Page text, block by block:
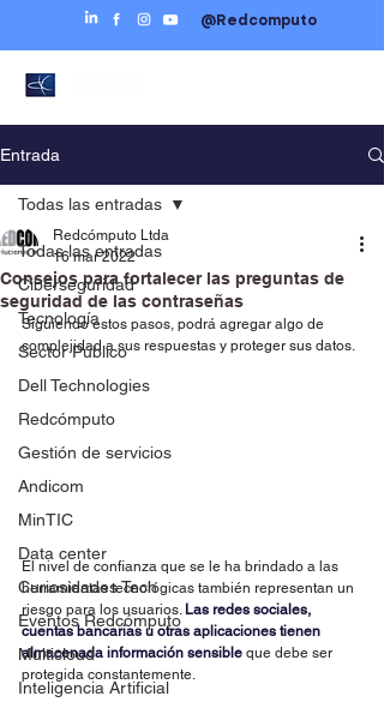
@Redcomputo
Entrada
Todas las entradas
Ciberseguridad
Tecnología
Sector Público
Dell Technologies
Redcómputo
Gestión de servicios
Andicom
MinTIC
Data center
Curiosidades Tech
Eventos Redcómputo
Multicloud
Inteligencia Artificial
Todas las entradas
Consejos para fortalecer las preguntas de
seguridad de las contraseñas
Redcómputo Ltda
16 mar 2022
Siguiendo estos pasos, podrá agregar algo de
complejidad a sus respuestas y proteger sus datos.
El nivel de confianza que se le ha brindado a las
herramientas tecnológicas también representan un
riesgo para los usuarios. Las redes sociales,
cuentas bancarias u otras aplicaciones tienen
almacenada información sensible que debe ser
protegida constantemente.